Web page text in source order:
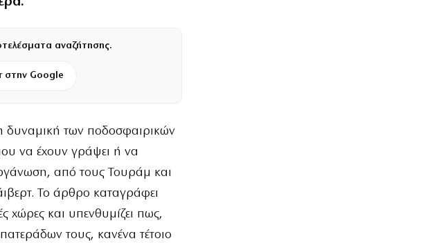
αναζήτησης.
στην Google
δυναμική των ποδοσφαιρικών
να έχουν γράψει ή να
από τους Τουράμ και
Το άρθρο καταγράφει
χώρες και υπενθυμίζει πως,
τους, κανένα τέτοιο